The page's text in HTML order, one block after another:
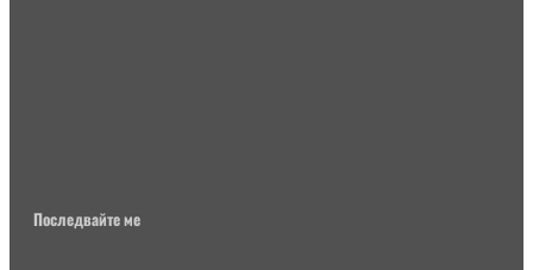
Последвайте ме